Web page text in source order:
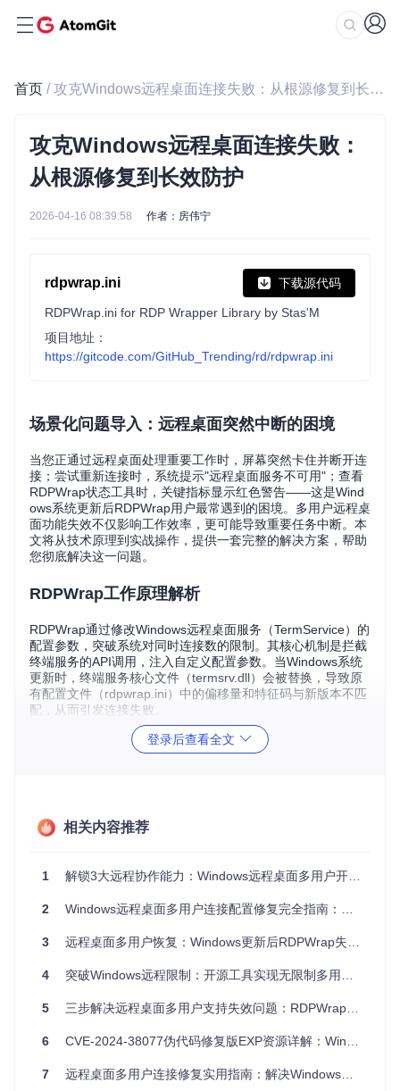
首页 / 攻克Windows远程桌面连接失败：从根源修复到长效防护
攻克Windows远程桌面连接失败：
从根源修复到长效防护
2026-04-16 08:39:58 作者：房伟宁
rdpwrap.ini 下载源代码
RDPWrap.ini for RDP Wrapper Library by Stas'M
项目地址：
https://gitcode.com/GitHub_Trending/rd/rdpwrap.ini
场景化问题导入：远程桌面突然中断的困境
当您正通过远程桌面处理重要工作时，屏幕突然卡住并断开连
接；尝试重新连接时，系统提示"远程桌面服务不可用"；查看
RDPWrap状态工具时，关键指标显示红色警告——这是Wind
ows系统更新后RDPWrap用户最常遇到的困境。多用户远程桌
面功能失效不仅影响工作效率，更可能导致重要任务中断。本
文将从技术原理到实战操作，提供一套完整的解决方案，帮助
您彻底解决这一问题。
RDPWrap工作原理解析
RDPWrap通过修改Windows远程桌面服务（TermService）的
配置参数，突破系统对同时连接数的限制。其核心机制是拦截
终端服务的API调用，注入自定义配置参数。当Windows系统
更新时，终端服务核心文件（termsrv.dll）会被替换，导致原
有配置文件（rdpwrap.ini）中的偏移量和特征码与新版本不匹
配，从而引发连接失败。
故障定位：三步精准诊断
为主版本.次版本.内部版本.修订版本
第二步：检查RDPWrap状态
运行RDPConf工具，观察两个核心状态指标：
Listener state
：正常应显示"Listening"
Service state：正常应显示"Running" 若任一指标异常，表
明配置文件与系统版本不匹配。
第三步：验证服务状态
在命令提示符中执行以下命令检查终端服务状态：
登录后查看全文
相关内容推荐
1 解锁3大远程协作能力：Windows远程桌面多用户开源工具全攻略
2 Windows远程桌面多用户连接配置修复完全指南：解决更新后RDP服务异常问题
3 远程桌面多用户恢复：Windows更新后RDPWrap失效修复全攻略
4 突破Windows远程限制：开源工具实现无限制多用户并发连接全攻略
5 三步解决远程桌面多用户支持失效问题：RDPWrap配置修复全攻略
6 CVE-2024-38077伪代码修复版EXP资源详解：Windows远程桌面授权服务问题利用指南
7 远程桌面多用户连接修复实用指南：解决Windows更新导致的RDPWrap失效问题